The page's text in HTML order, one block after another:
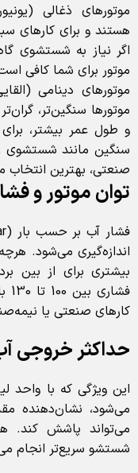
موتورهای ذغالی
هستند و برای کارهای
اگر نیاز به شستشوی
موتور برای شما کافی
موتورهای دینامی
موتورها سنگین‌تر،
و طول عمر بیشتر،
سنگین مانند شستشوی
صنعتی، بهترین
توان موتور و
اندازه‌گیری می‌شود.
بیشتری برای از بین
کارهای صنعتی یا
حداکثر خروجی
این ویژگی که با واحد
می‌شود، نشان‌دهنده
می‌تواند پاشش کند.
شستشو سریع‌تر انجام